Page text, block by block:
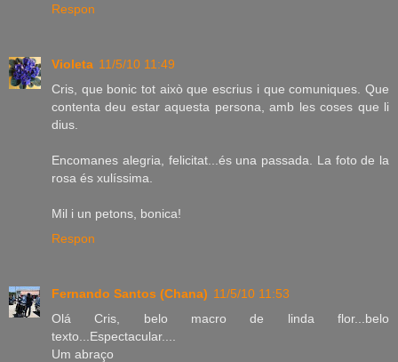
Respon
Violeta 11/5/10 11:49
Cris, que bonic tot això que escrius i que comuniques. Que
contenta deu estar aquesta persona, amb les coses que li
dius.
Encomanes alegria, felicitat...és una passada. La foto de la
rosa és xulíssima.
Mil i un petons, bonica!
Respon
Fernando Santos (Chana) 11/5/10 11:53
Olá Cris, belo macro de linda flor...belo
texto...Espectacular....
Um abraço